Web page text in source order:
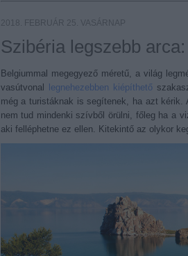
2018. FEBRUÁR 25. VASÁRNAP
Szibéria legszebb
Belgiummal megegyező méretű, a világ
vasútvonal
legnehezebben kiépíthető
még a turistáknak is segítenek, ha azt kérik.
nem tud mindenki szívből örülni, főleg ha a
aki felléphetne ez ellen. Kitekintő az olykor